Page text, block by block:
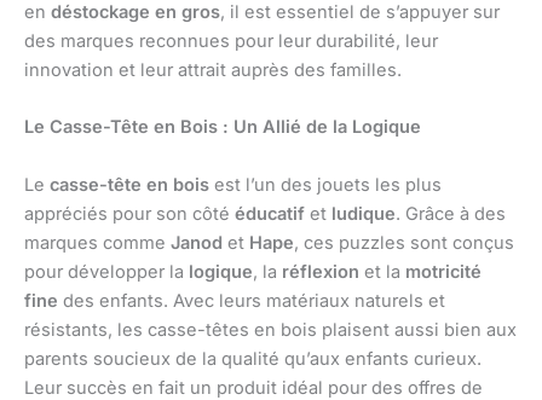
en déstockage en gros, il est essentiel de s’appuyer sur
des marques reconnues pour leur durabilité, leur
innovation et leur attrait auprès des familles.
Le Casse-Tête en Bois : Un Allié de la Logique
Le casse-tête en bois est l’un des jouets les plus
appréciés pour son côté éducatif et ludique. Grâce à des
marques comme Janod et Hape, ces puzzles sont conçus
pour développer la logique, la réflexion et la motricité
fine des enfants. Avec leurs matériaux naturels et
résistants, les casse-têtes en bois plaisent aussi bien aux
parents soucieux de la qualité qu’aux enfants curieux.
Leur succès en fait un produit idéal pour des offres de